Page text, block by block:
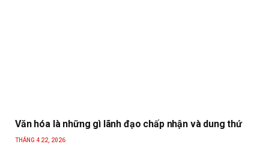
Văn hóa là những gì lãnh đạo chấp nhận và dung thứ
THÁNG 4 22, 2026